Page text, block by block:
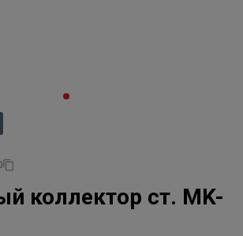
коллектор ст. MK-